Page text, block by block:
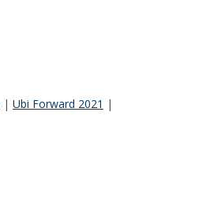
| Ubi Forward 2021 |